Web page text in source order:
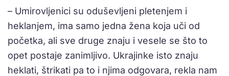
– Umirovljenici su oduševljeni pletenjem i
heklanjem, ima samo jedna žena koja uči od
početka, ali sve druge znaju i vesele se što to
opet postaje zanimljivo. Ukrajinke isto znaju
heklati, štrikati pa to i njima odgovara, rekla nam